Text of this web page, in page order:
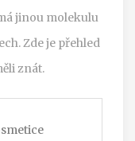
jinou molekulu
Zde je přehled
znát.